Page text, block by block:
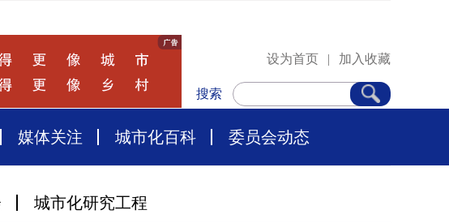
设为首页 | 加入收藏
搜索
媒体关注 城市化百科 委员会动态
城市化研究工程